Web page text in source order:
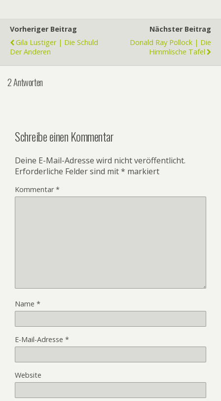
Vorheriger Beitrag
Gila Lustiger | Die Schuld
Der Anderen
Nächster Beitrag
Donald Ray Pollock | Die
Himmlische Tafel
2 Antworten
Schreibe einen Kommentar
Deine E-Mail-Adresse wird nicht veröffentlicht.
Erforderliche Felder sind mit* markiert
Kommentar*
Name *
E-Mail-Adresse *
Website